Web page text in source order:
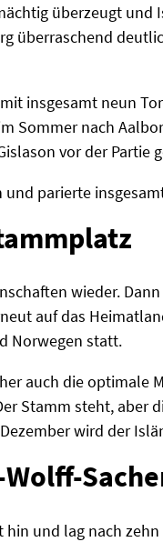
überzeugt
überraschend
insgesamt neun
Sommer nach
vor der Partie
parierte
wieder.
auf das
Norwegen statt.
auch die
Stamm steht,
wird der
und lag nach